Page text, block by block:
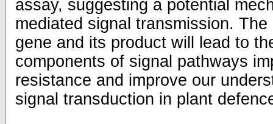
assay, suggesting a potential
mediated signal transmission.
gene and its product will lead to
components of signal pathways
resistance and improve our
signal transduction in plant